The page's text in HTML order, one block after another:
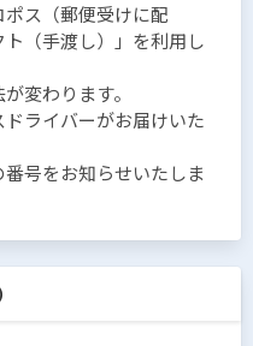
ス（郵便受けに配
（手渡し）」を利用し
変わります。
ライバーがお届けいた
号をお知らせいたしま